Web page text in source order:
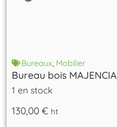
Bureaux, Mobilier
Bureau bois MAJENCIA
1 en stock
130,00€ ht